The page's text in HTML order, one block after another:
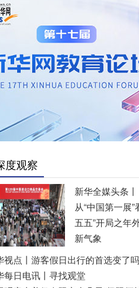
度观察
新华全媒头条丨
从“中国第一展”
五五”开局之年
新气象
视点丨 游客假日出行的首选变了吗
每日电讯丨 寻找观堂